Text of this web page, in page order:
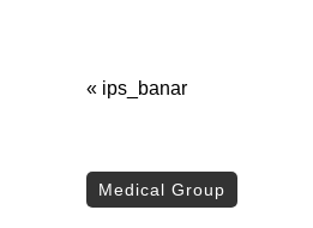
« ips_banar
Medical Group